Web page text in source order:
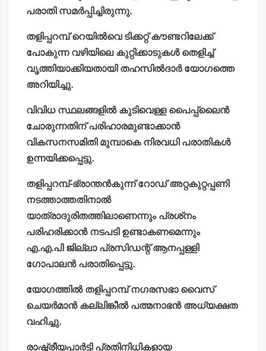
പരാതി സമര്‍പ്പിച്ചിരുന്നു.
തളിപ്പറമ്പ് റെയില്‍വെ ടിക്കറ്റ് കൗണ്ടറിലേക്ക്
പോകുന്ന വഴിയിലെ കുറ്റിക്കാടുകള്‍ തെളിച്ച്
വൃത്തിയാക്കിയതായി തഹസില്‍ദാര്‍ യോഗത്തെ
അറിയിച്ചു.
വിവിധ സ്ഥലങ്ങളില്‍ കുടിവെള്ള പൈപ്പ്‌ലൈന്‍
ചോരുന്നതിന് പരിഹാരമുണ്ടാക്കാന്‍
വികസനസമിതി മുമ്പാകെ നിരവധി പരാതികള്‍
ഉന്നയിക്കപ്പെട്ടു.
തളിപ്പറമ്പ്-ഭ്രാന്തന്‍കുന്ന് റോഡ് അറ്റകുറ്റപ്പണി
നടത്താത്തതിനാല്‍
യാത്രാദുരിതത്തിലാണെന്നും പ്രശ്‌നം
പരിഹരിക്കാന്‍ നടപടി ഉണ്ടാകണമെന്നും
എ.എ.പി ജില്ലാ പ്രസിഡന്റ് ആനപ്പള്ളി
ഗോപാലന്‍ പരാതിപ്പെട്ടു.
യോഗത്തില്‍ തളിപ്പറമ്പ് നഗരസഭാ വൈസ്
ചെയര്‍മാന്‍ കല്ലിങ്കീല്‍ പത്മനാഭന്‍ അധ്യക്ഷത
വഹിച്ചു.
രാഷ്ട്രീയപാര്‍ട്ടി പ്രതിനിധികളായ